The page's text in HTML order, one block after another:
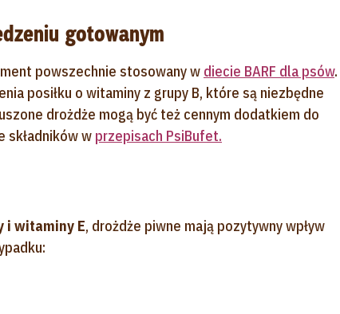
gotowanym
powszechnie stosowany w diecie BARF dla psów.
posiłku o witaminy z grupy B, które są niezbędne
drożdże mogą być też cennym dodatkiem do
składników w przepisach PsiBufet.
i witaminy E, drożdże piwne mają pozytywny wpływ